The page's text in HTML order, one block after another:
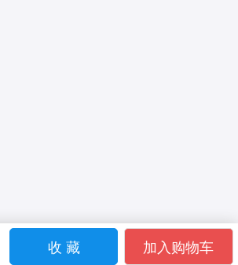
收 藏 加入购物车